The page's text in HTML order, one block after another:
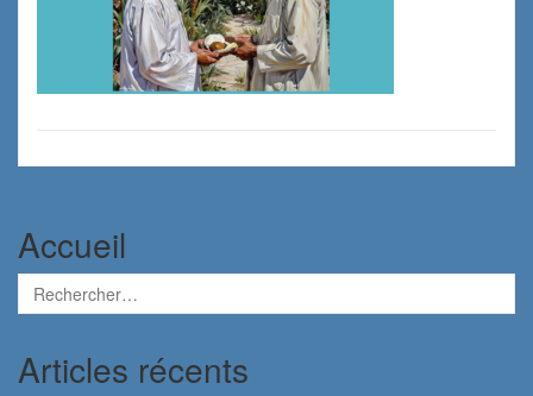
Accueil
Articles récents